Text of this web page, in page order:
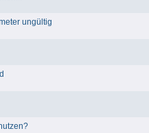
ungültig